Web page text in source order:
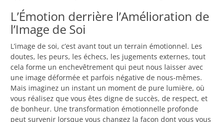
L’Émotion derrière l’Amélioration de
l’Image de Soi
L’image de soi, c’est avant tout un terrain émotionnel. Les
doutes, les peurs, les échecs, les jugements externes, tout
cela forme un enchevêtrement qui peut nous laisser avec
une image déformée et parfois négative de nous-mêmes.
Mais imaginez un instant un moment de pure lumière, où
vous réalisez que vous êtes digne de succès, de respect, et
de bonheur. Une transformation émotionnelle profonde
peut survenir lorsque vous changez la façon dont vous vous